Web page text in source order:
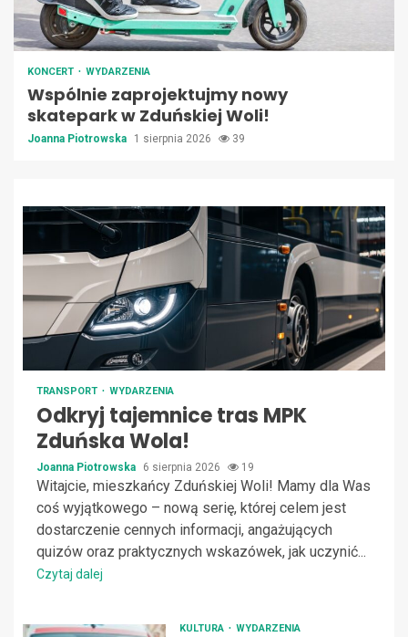
KONCERT WYDARZENIA
Wspólnie zaprojektujmy nowy
skatepark w Zduńskiej Woli!
Joanna Piotrowska 1 sierpnia 2026 39
TRANSPORT WYDARZENIA
Odkryj tajemnice tras MPK
Zduńska Wola!
Joanna Piotrowska 6 sierpnia 2026 19
Witajcie, mieszkańcy Zduńskiej Woli! Mamy dla Was
coś wyjątkowego – nową serię, której celem jest
dostarczenie cennych informacji, angażujących
quizów oraz praktycznych wskazówek, jak uczynić...
Czytaj dalej
KULTURA WYDARZENIA